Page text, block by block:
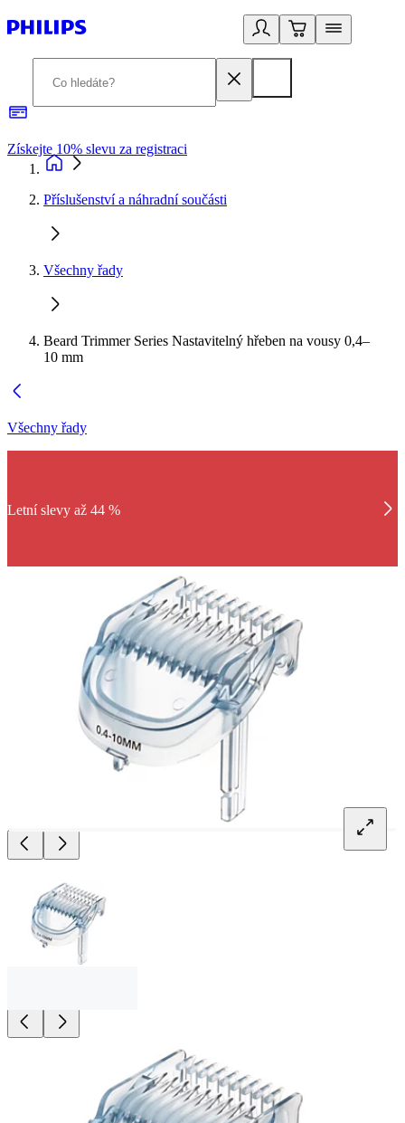
Získejte 10% slevu za registraci
Příslušenství a náhradní součásti
Všechny řady
Beard Trimmer Series Nastavitelný hřeben na vousy 0,4–
10 mm
Všechny řady
Letní slevy až 44 %